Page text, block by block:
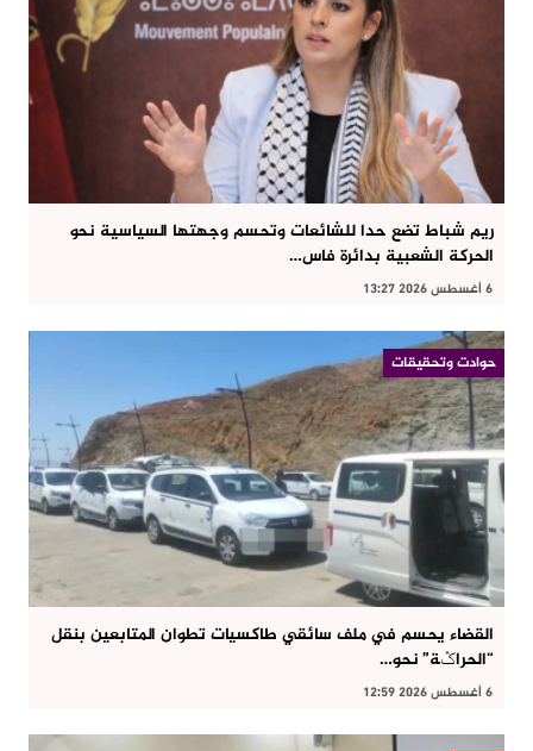
ريم شباط تضع حدا للشائعات وتحسم وجهتها السياسية نحو
الحركة الشعبية بدائرة فاس…
6 أغسطس 2026 13:27
حوادت وتحقيقات
القضاء يحسم في ملف سائقي طاكسيات تطوان المتابعين بنقل
“الحراݣة” نحو…
6 أغسطس 2026 12:59